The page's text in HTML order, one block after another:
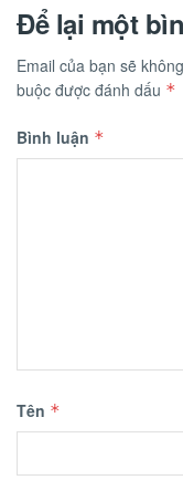
Để lại một
Email của bạn sẽ
buộc được đánh dấu *
Bình luận *
Tên *